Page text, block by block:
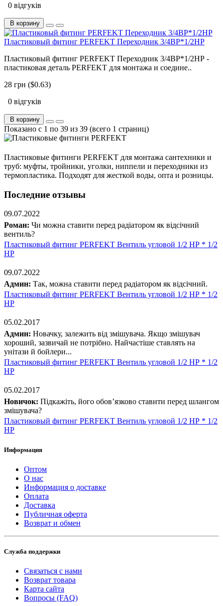
0 відгуків
В корзину
Пластиковый фитинг PERFEKT Переходник 3/4ВР*1/2НР
Пластиковый фитинг PERFEKT Переходник 3/4ВР*1/2НР -
пластиковая деталь PERFEKT для монтажа и соедине..
28 грн ($0.63)
0 відгуків
В корзину
Показано с 1 по 39 из 39 (всего 1 страниц)
Пластиковые фитинги PERFEKT для монтажа сантехники и
труб: муфты, тройники, уголки, ниппели и переходники из
термопластика. Подходят для жесткой воды, опта и розницы.
Последние отзывы
09.07.2022
Роман: Чи можна ставити перед радіатором як відсічний
вентиль?
Пластиковый фитинг PERFEKT Вентиль угловой 1/2 НР * 1/2
НР
09.07.2022
Админ: Так, можна ставити перед радіатором як відсічний.
Пластиковый фитинг PERFEKT Вентиль угловой 1/2 НР * 1/2
НР
05.02.2017
Админ: Новачку, залежить від змішувача. Якщо змішувач
хороший, зазвичай не потрібно. Найчастіше ставлять на
унітази й бойлери...
Пластиковый фитинг PERFEKT Вентиль угловой 1/2 НР * 1/2
НР
05.02.2017
Новичок: Підкажіть, його обов’язково ставити перед шлангом
змішувача?
Пластиковый фитинг PERFEKT Вентиль угловой 1/2 НР * 1/2
НР
Информация
Оптом
О нас
Информация о доставке
Оплата
Доставка
Публичная оферта
Возврат и обмен
Служба поддержки
Связаться с нами
Возврат товара
Карта сайта
Вопросы (FAQ)